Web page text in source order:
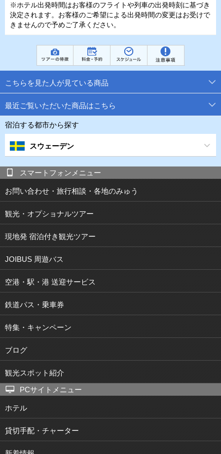
※ホテル出発時間はお客様のフライトや列車の出発時刻に基づき
決定されます。お客様のご希望による出発時間の変更はお受けで
きませんので予めご了承ください。
こちらを見た人が見ている商品
最近ご覧いただいた商品はこちら
宿泊する都市から探す
スウェーデン
スマートフォンメニュー
お問い合わせ・旅行相談・各地のみゅう
観光・オプショナルツアー
現地発 宿泊付き観光ツアー
JOIBUS 周遊バス
空港・駅・港 送迎サービス
鉄道パス・乗車券
特集・キャンペーン
ブログ
観光スポット紹介
PCサイトメニュー
ホテル
貸切手配・チャーター